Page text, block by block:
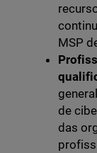
MSP
de
das